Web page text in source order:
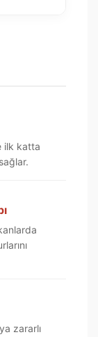
ilk katta
zararlı